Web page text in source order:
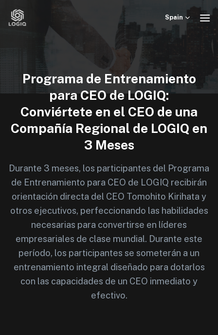
Spain
Programa de Entrenamiento
para CEO de LOGIQ:
Conviértete en el CEO de una
Compañía Regional de LOGIQ en
3 Meses
Durante 3 meses, los participantes del Programa
de Entrenamiento para CEO de LOGIQ recibirán
orientación directa del CEO Tomohito Kirihata y
otros ejecutivos, perfeccionando las habilidades
necesarias para convertirse en líderes
empresariales de clase mundial. Durante este
período, los participantes se someterán a un
entrenamiento integral diseñado para dotarlos
con las capacidades de un CEO inmediato y
efectivo.